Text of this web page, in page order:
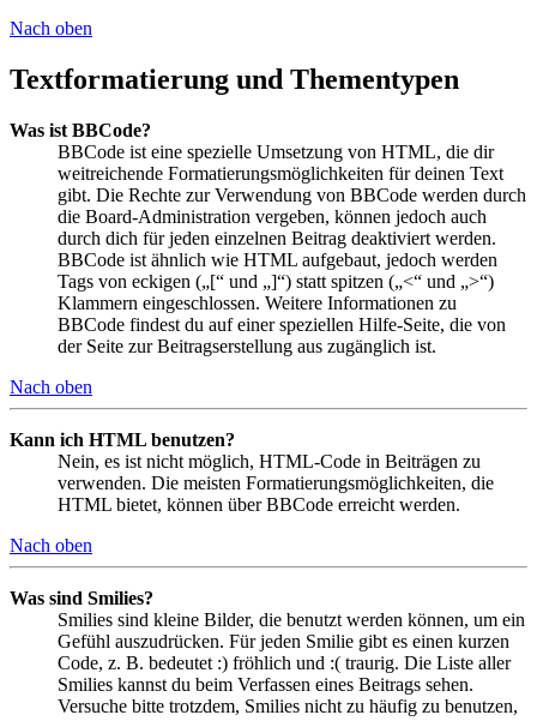
Nach oben
Textformatierung und Thementypen
Was ist BBCode?
BBCode ist eine spezielle Umsetzung von HTML, die dir
weitreichende Formatierungsmöglichkeiten für deinen Text
gibt. Die Rechte zur Verwendung von BBCode werden durch
die Board-Administration vergeben, können jedoch auch
durch dich für jeden einzelnen Beitrag deaktiviert werden.
BBCode ist ähnlich wie HTML aufgebaut, jedoch werden
Tags von eckigen („[“ und „]“) statt spitzen („<“ und „>“)
Klammern eingeschlossen. Weitere Informationen zu
BBCode findest du auf einer speziellen Hilfe-Seite, die von
der Seite zur Beitragserstellung aus zugänglich ist.
Nach oben
Kann ich HTML benutzen?
Nein, es ist nicht möglich, HTML-Code in Beiträgen zu
verwenden. Die meisten Formatierungsmöglichkeiten, die
HTML bietet, können über BBCode erreicht werden.
Nach oben
Was sind Smilies?
Smilies sind kleine Bilder, die benutzt werden können, um ein
Gefühl auszudrücken. Für jeden Smilie gibt es einen kurzen
Code, z. B. bedeutet :) fröhlich und :( traurig. Die Liste aller
Smilies kannst du beim Verfassen eines Beitrags sehen.
Versuche bitte trotzdem, Smilies nicht zu häufig zu benutzen,